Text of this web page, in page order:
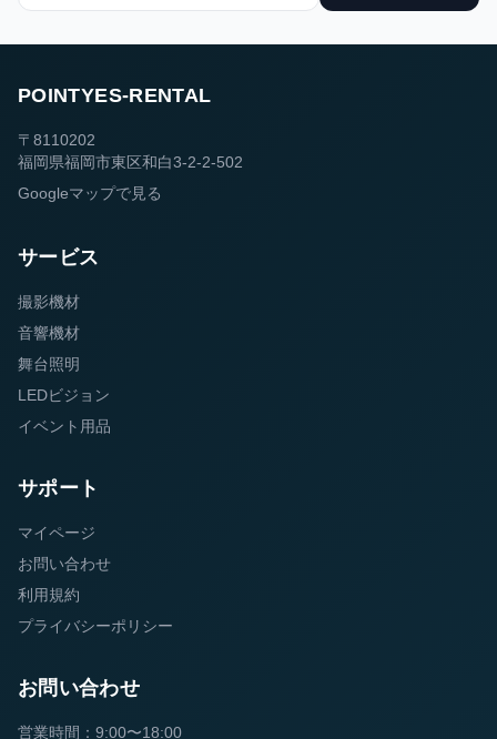
POINTYES-RENTAL
〒8110202
福岡県福岡市東区和白3-2-2-502
Googleマップで見る
サービス
撮影機材
音響機材
舞台照明
LEDビジョン
イベント用品
サポート
マイページ
お問い合わせ
利用規約
プライバシーポリシー
お問い合わせ
営業時間：9:00〜18:00